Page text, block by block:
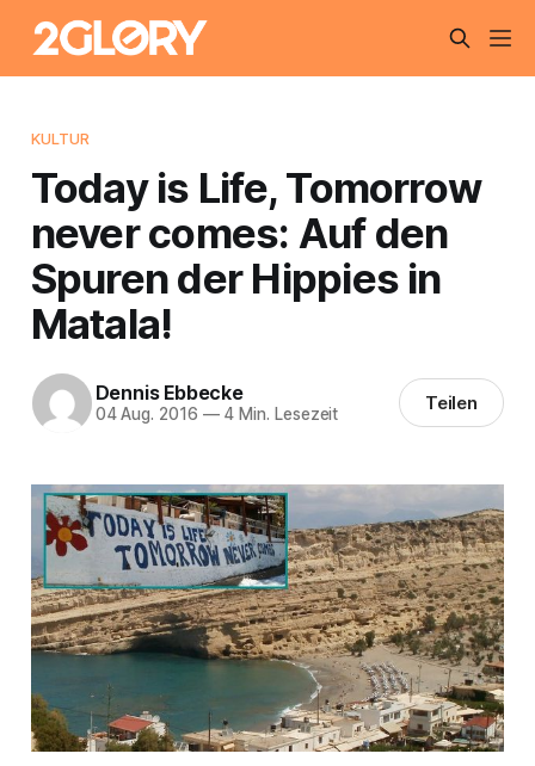
KULTUR
Today is Life, Tomorrow
never comes: Auf den
Spuren der Hippies in
Matala!
Dennis Ebbecke
04 Aug. 2016 —4 Min. Lesezeit Teilen